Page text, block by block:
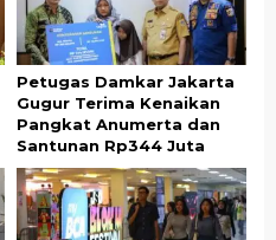
Petugas Damkar Jakarta
Gugur Terima Kenaikan
Pangkat Anumerta dan
Santunan Rp344 Juta